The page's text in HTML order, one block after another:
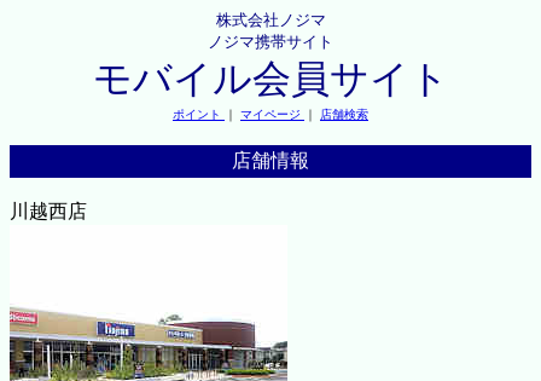
株式会社ノジマ
ノジマ携帯サイト
モバイル会員サイト
ポイント ｜ マイページ ｜ 店舗検索
店舗情報
川越西店